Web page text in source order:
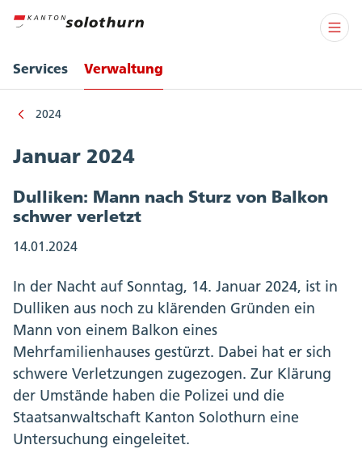
Services Verwaltung
2024
Januar 2024
Dulliken: Mann nach Sturz von Balkon
schwer verletzt
14.01.2024
In der Nacht auf Sonntag, 14. Januar 2024, ist in
Dulliken aus noch zu klärenden Gründen ein
Mann von einem Balkon eines
Mehrfamilienhauses gestürzt. Dabei hat er sich
schwere Verletzungen zugezogen. Zur Klärung
der Umstände haben die Polizei und die
Staatsanwaltschaft Kanton Solothurn eine
Untersuchung eingeleitet.